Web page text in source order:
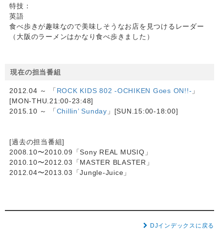
特技：
英語
食べ歩きが趣味なので美味しそうなお店を見つけるレーダー
（大阪のラーメンはかなり食べ歩きました）
現在の担当番組
2012.04 ～ 「 ROCK KIDS 802 -OCHIKEN Goes ON!!- 」
[MON-THU.21:00-23:48]
2015.10 ～ 「 Chillin’ Sunday 」[SUN.15:00-18:00]
[過去の担当番組]
2008.10〜2010.09「Sony REAL MUSIQ」
2010.10〜2012.03「MASTER BLASTER」
2012.04〜2013.03「Jungle-Juice」
DJインデックスに戻る